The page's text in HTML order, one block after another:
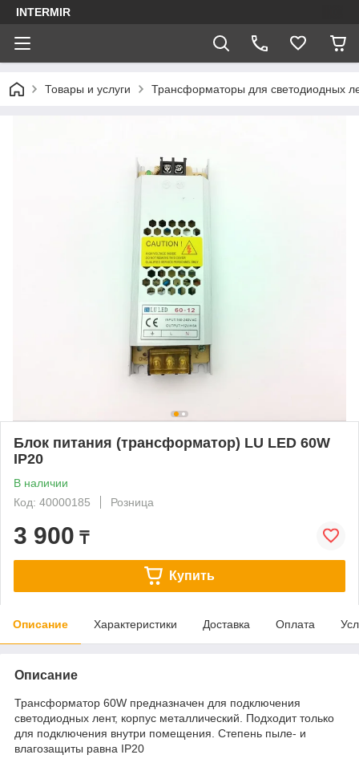
INTERMIR
Товары и услуги Трансформаторы для светодиодных
Блок питания (трансформатор) LU LED 60W
IP20
В наличии
Код: 40000185
Розница
3 900 ₸
Купить
Описание Характеристики Доставка Оплата
Описание
Трансформатор 60W предназначен для подключения
светодиодных лент, корпус металлический. Подходит только
для подключения внутри помещения. Степень пыле- и
влагозащиты равна IP20